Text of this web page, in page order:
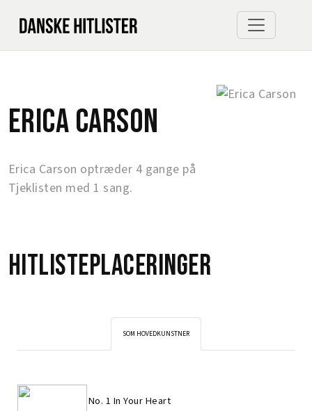
Erica Carson
Erica Carson optræder 4 gange på
Tjeklisten med 1 sang.
Hitlisteplaceringer
SOM HOVEDKUNSTNER
No. 1 In Your Heart